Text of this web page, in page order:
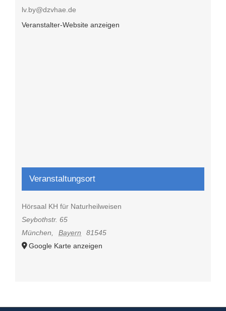
lv.by@dzvhae.de
Veranstalter-Website anzeigen
Veranstaltungsort
Hörsaal KH für Naturheilweisen
Seybothstr. 65
München
Bayern
81545
Google Karte anzeigen